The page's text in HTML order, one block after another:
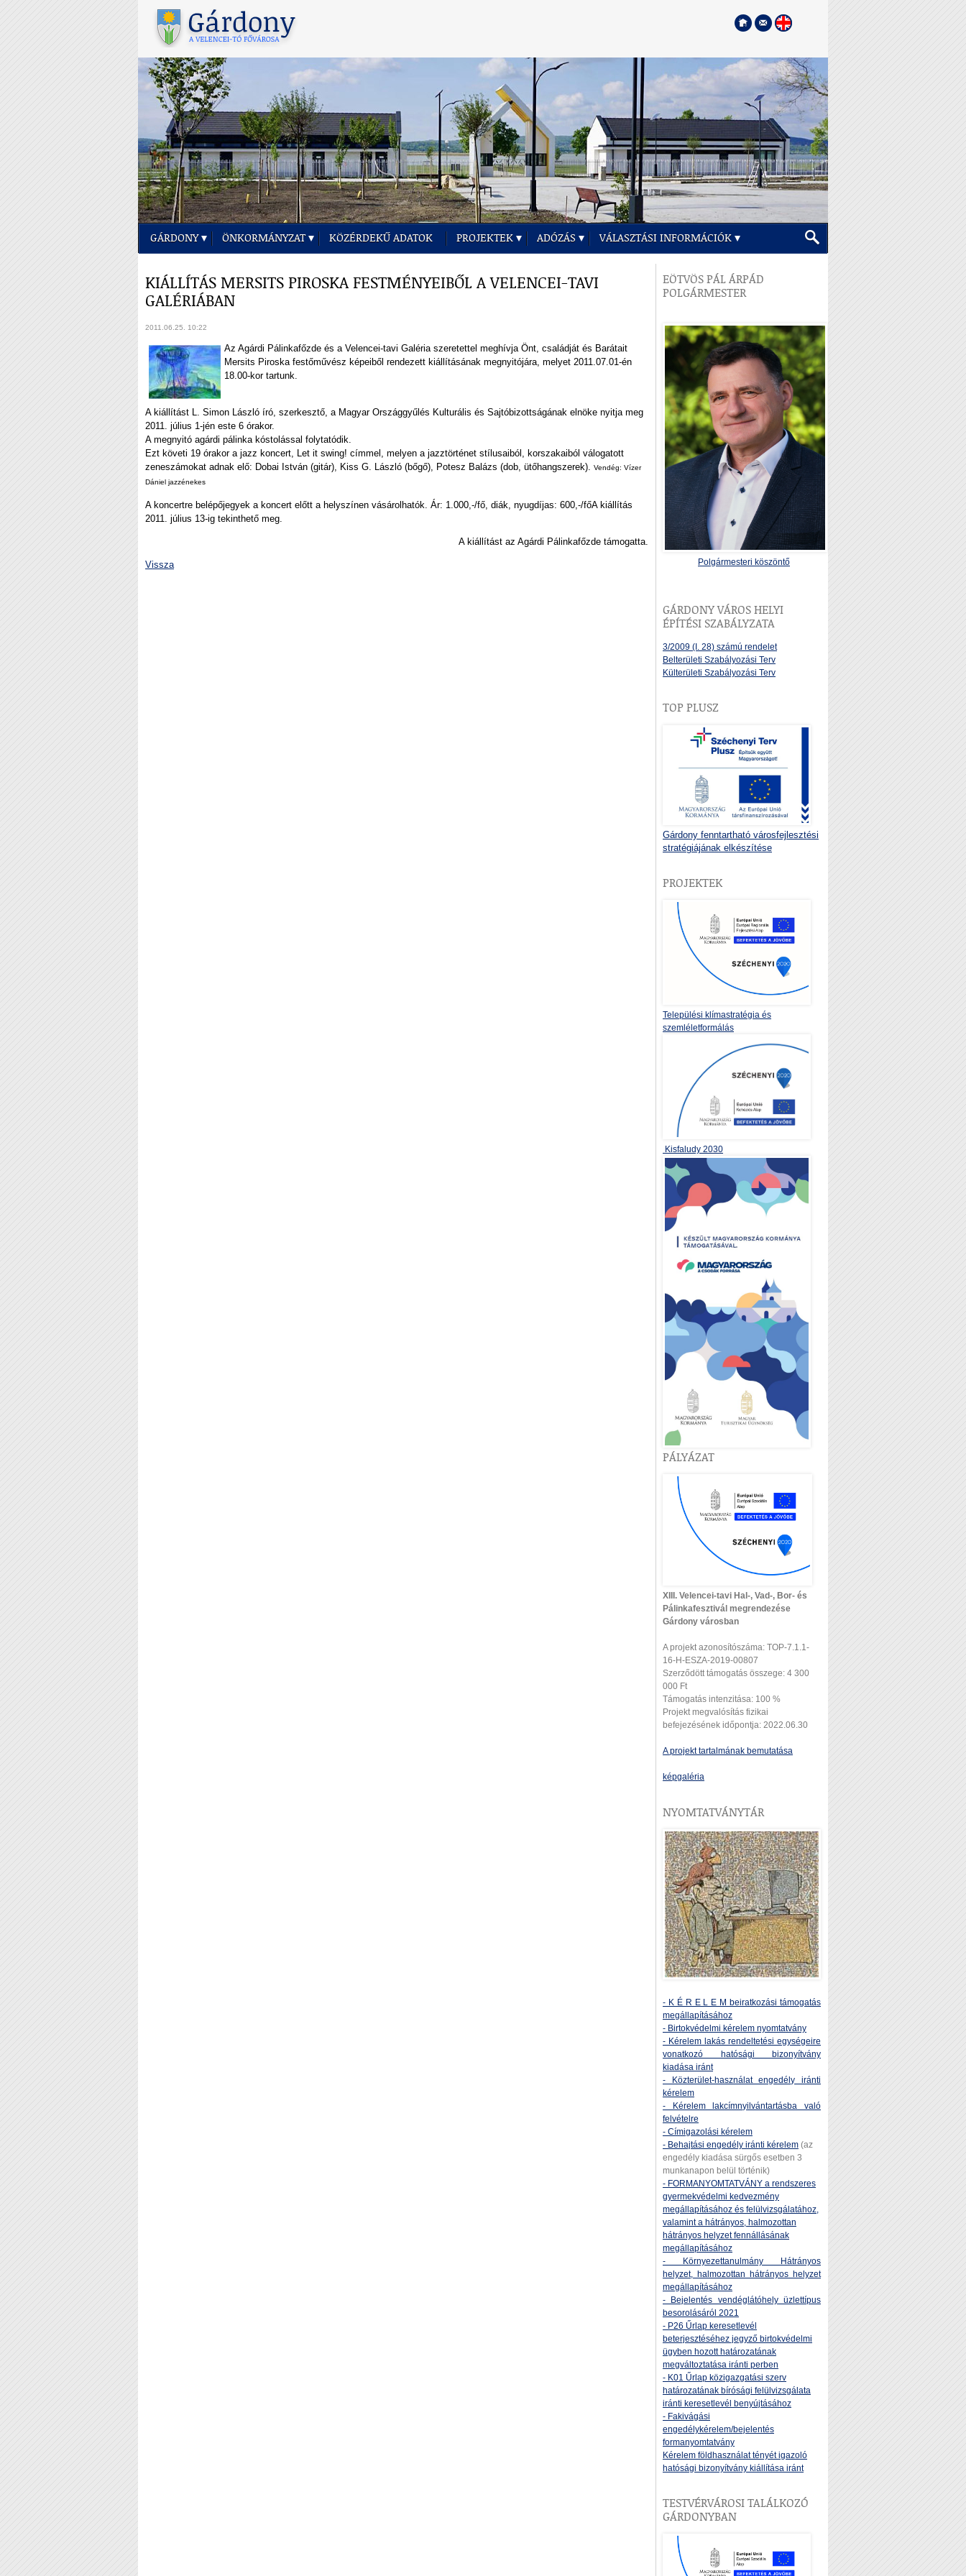
GÁRDONY ÖNKORMÁNYZAT KÖZÉRDEKŰ ADATOK PROJEKTEK ADÓZÁS VÁLASZTÁSI INFORMÁCIÓK
KIÁLLÍTÁS MERSITS PIROSKA FESTMÉNYEIBŐL A VELENCEI-TAVI
GALÉRIÁBAN
2011.06.25. 10:22
Az Agárdi Pálinkafőzde és a Velencei-tavi Galéria szeretettel meghívja Önt, családját és Barátait
Mersits Piroska festőművész képeiből rendezett kiállításának megnyitójára, melyet 2011.07.01-én
18.00-kor tartunk.
A kiállítást L. Simon László író, szerkesztő, a Magyar Országgyűlés Kulturális és Sajtóbizottságának elnöke nyitja meg
2011. július 1-jén este 6 órakor.
A megnyitó agárdi pálinka kóstolással folytatódik.
Ezt követi 19 órakor a jazz koncert, Let it swing! címmel, melyen a jazztörténet stílusaiból, korszakaiból válogatott
zeneszámokat adnak elő: Dobai István (gitár), Kiss G. László (bőgő), Potesz Balázs (dob, ütőhangszerek). Vendég: Vízer
Dániel jazzénekes
A koncertre belépőjegyek a koncert előtt a helyszínen vásárolhatók. Ár: 1.000,-/fő, diák, nyugdíjas: 600,-/főA kiállítás
2011. július 13-ig tekinthető meg.
A kiállítást az Agárdi Pálinkafőzde támogatta.
Vissza
EÖTVÖS PÁL ÁRPÁD
POLGÁRMESTER
Polgármesteri köszöntő
GÁRDONY VÁROS HELYI
ÉPÍTÉSI SZABÁLYZATA
3/2009 (I. 28) számú rendelet
Belterületi Szabályozási Terv
Külterületi Szabályozási Terv
TOP PLUSZ
Gárdony fenntartható városfejlesztési
stratégiájának elkészítése
PROJEKTEK
Települési klímastratégia és
szemléletformálás
Kisfaludy 2030
PÁLYÁZAT
XIII. Velencei-tavi Hal-, Vad-, Bor- és
Pálinkafesztivál megrendezése
Gárdony városban
A projekt azonosítószáma: TOP-7.1.1-
16-H-ESZA-2019-00807
Szerződött támogatás összege: 4 300
000 Ft
Támogatás intenzitása: 100 %
Projekt megvalósítás fizikai
befejezésének időpontja: 2022.06.30
A projekt tartalmának bemutatása
képgaléria
NYOMTATVÁNYTÁR
- K É R E L E M beiratkozási támogatás
megállapításához
- Birtokvédelmi kérelem nyomtatvány
- Kérelem lakás rendeltetési egységeire
vonatkozó hatósági bizonyítvány
kiadása iránt
- Közterület-használat engedély iránti
kérelem
- Kérelem lakcímnyilvántartásba való
felvételre
- Címigazolási kérelem
- Behajtási engedély iránti kérelem (az
engedély kiadása sürgős esetben 3
munkanapon belül történik)
- FORMANYOMTATVÁNY a rendszeres
gyermekvédelmi kedvezmény
megállapításához és felülvizsgálatához,
valamint a hátrányos, halmozottan
hátrányos helyzet fennállásának
megállapításához
- Környezettanulmány Hátrányos
helyzet, halmozottan hátrányos helyzet
megállapításához
- Bejelentés vendéglátóhely üzlettípus
besorolásáról 2021
- P26 Űrlap keresetlevél
beterjesztéséhez jegyző birtokvédelmi
ügyben hozott határozatának
megváltoztatása iránti perben
- K01 Űrlap közigazgatási szerv
határozatának bírósági felülvizsgálata
iránti keresetlevél benyújtásához
- Fakivágási
engedélykérelem/bejelentés
formanyomtatvány
Kérelem földhasználat tényét igazoló
hatósági bizonyítvány kiállítása iránt
TESTVÉRVÁROSI TALÁLKOZÓ
GÁRDONYBAN